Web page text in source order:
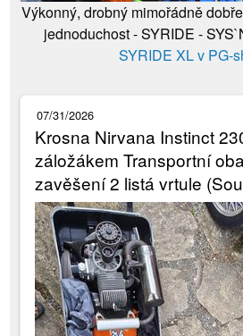
Výkonný, drobný mimořádně
jednoduchost - SYRIDE -
SYRIDE XL v PG-
07/31/2026
Krosna Nirvana Instinct
záložákem Transportní
zavěšení 2 listá vrtule